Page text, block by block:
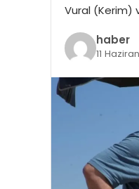
Vural (Kerim)
haber
11